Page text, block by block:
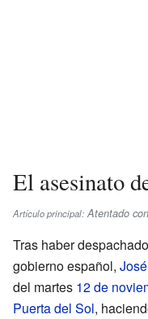
El asesinato
Artículo principal: Atentado
Tras haber
gobierno español,
del martes 12 de
Puerta del Sol,